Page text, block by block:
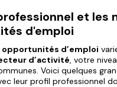
et les
d'emploi
opportunités d’emploi
d’activité, votre
Voici quelques
leur profil professionnel